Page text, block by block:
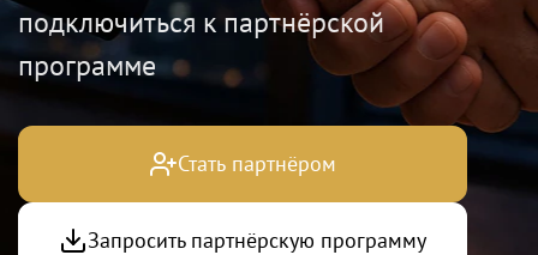
подключиться к партнёрской
программе
Стать партнёром
Запросить партнёрскую программу